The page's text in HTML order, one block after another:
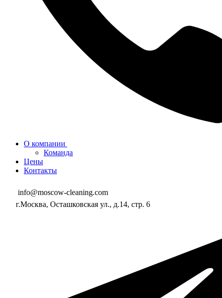
О компании
Команда
Цены
Контакты
info@moscow-cleaning.com
г.Москва, Осташковская ул., д.14, стр. 6